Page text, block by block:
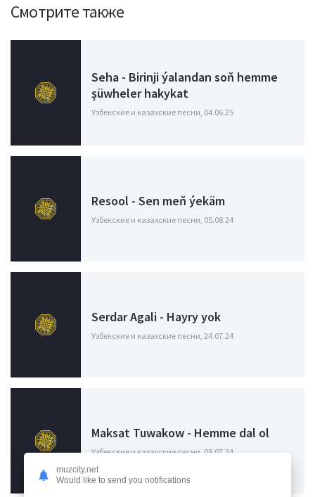
Смотрите также
Seha - Birinji ýalandan soň hemme
şüwheler hakykat
Узбекские и казахские песни, 04.06.25
Resool - Sen meň ýekäm
Узбекские и казахские песни, 05.08.24
Serdar Agali - Hayry yok
Узбекские и казахские песни, 24.07.24
Maksat Tuwakow - Hemme dal ol
Узбекские и казахские песни, 09.07.24
muzcity.net
Would like to send you notifications